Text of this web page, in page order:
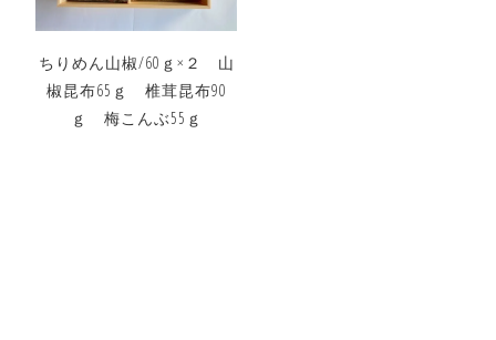
ちりめん山椒/60ｇ×２ 山
椒昆布65ｇ 椎茸昆布90
ｇ 梅こんぶ55ｇ